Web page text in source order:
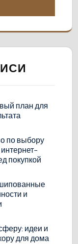
план для
по выбору
покупкой
и
идеи и
для дома